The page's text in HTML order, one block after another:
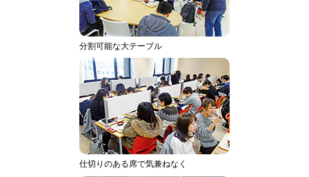
分割可能な大テーブル
仕切りのある席で気兼ねなく